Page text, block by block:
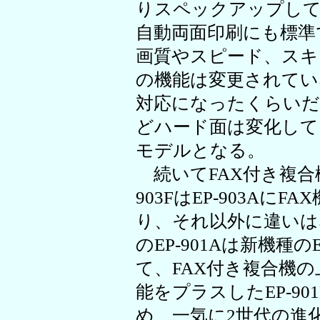
りスペックアップし
自動両面印刷にも標
画質やスピード、ス
の機能は変更されて
対応になったくらい
どハード面は変化し
モデルとなる。
続いてFAX付き複合
903FはEP-903Aに
り、それ以外に違い
のEP-901Aは新機種
て、FAX付き複合機
能をプラスしたEP-
め、一気に2世代の進